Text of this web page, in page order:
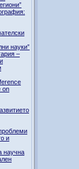
науки”
–
on
и
научна